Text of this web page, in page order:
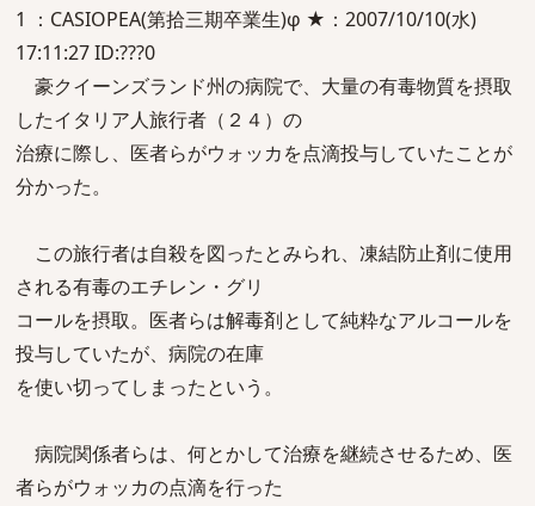
1 ：CASIOPEA(第拾三期卒業生)φ ★：2007/10/10(水)
17:11:27 ID:???0
豪クイーンズランド州の病院で、大量の有毒物質を摂取
したイタリア人旅行者（２４）の
治療に際し、医者らがウォッカを点滴投与していたことが
分かった。
この旅行者は自殺を図ったとみられ、凍結防止剤に使用
される有毒のエチレン・グリ
コールを摂取。医者らは解毒剤として純粋なアルコールを
投与していたが、病院の在庫
を使い切ってしまったという。
病院関係者らは、何とかして治療を継続させるため、医
者らがウォッカの点滴を行った